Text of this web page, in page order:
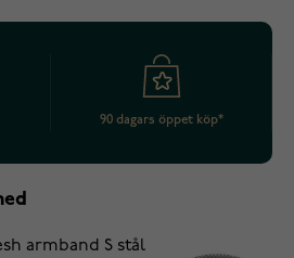
90 dagars öppet köp*
armband S stål